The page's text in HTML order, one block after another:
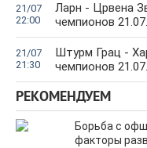
21/07
22:00
Ларн - Црвена
чемпионов
21/07
21:30
Штурм Грац -
чемпионов
РЕКОМЕНДУЕМ
Борьба с
факторы